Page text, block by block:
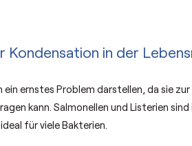
Kondensation in der
ernstes Problem darstellen, da sie
kann. Salmonellen und Listerien
für viele Bakterien.